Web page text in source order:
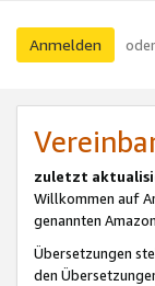
Anmelden oder
zuletzt
Willkommen auf
genannten
Übersetzungen
den